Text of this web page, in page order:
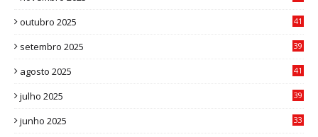
outubro 2025
41
setembro 2025
39
agosto 2025
41
julho 2025
39
junho 2025
33